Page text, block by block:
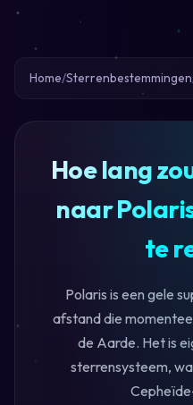
Home Sterrenbestemmingen
Hoe lang
naar
te
Polaris is een gele
afstand die
de Aarde. Het is
sterrensysteem,